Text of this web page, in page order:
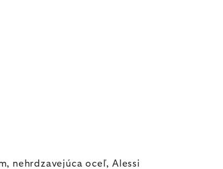
nehrdzavejúca oceľ, Alessi